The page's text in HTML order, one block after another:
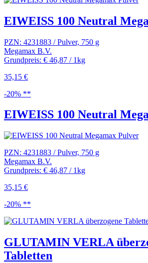
EIWEISS 100 Neutral
PZN: 4231883 / Pulver, 750 g
Megamax B.V.
Grundpreis: € 46,87 / 1kg
35,15 €
-20% **
EIWEISS 100 Neutral
PZN: 4231883 / Pulver, 750 g
Megamax B.V.
Grundpreis: € 46,87 / 1kg
35,15 €
-20% **
GLUTAMIN VERLA
Tabletten